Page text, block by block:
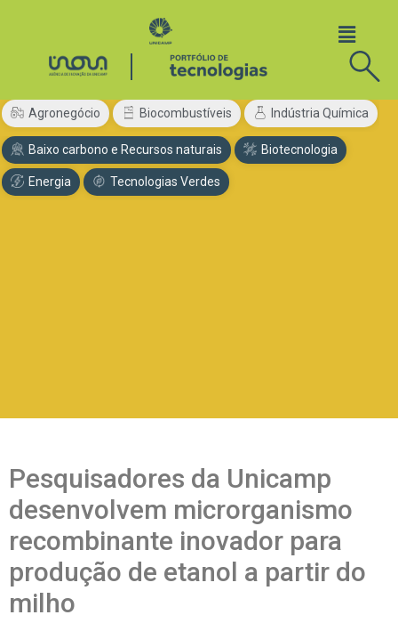
Agronegócio Biocombustíveis Indústria Química
Baixo carbono e Recursos naturais Biotecnologia
Energia Tecnologias Verdes
Pesquisadores da Unicamp
desenvolvem microrganismo
recombinante inovador para
produção de etanol a partir do
milho